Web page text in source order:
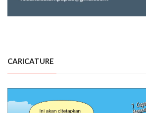
CARICATURE